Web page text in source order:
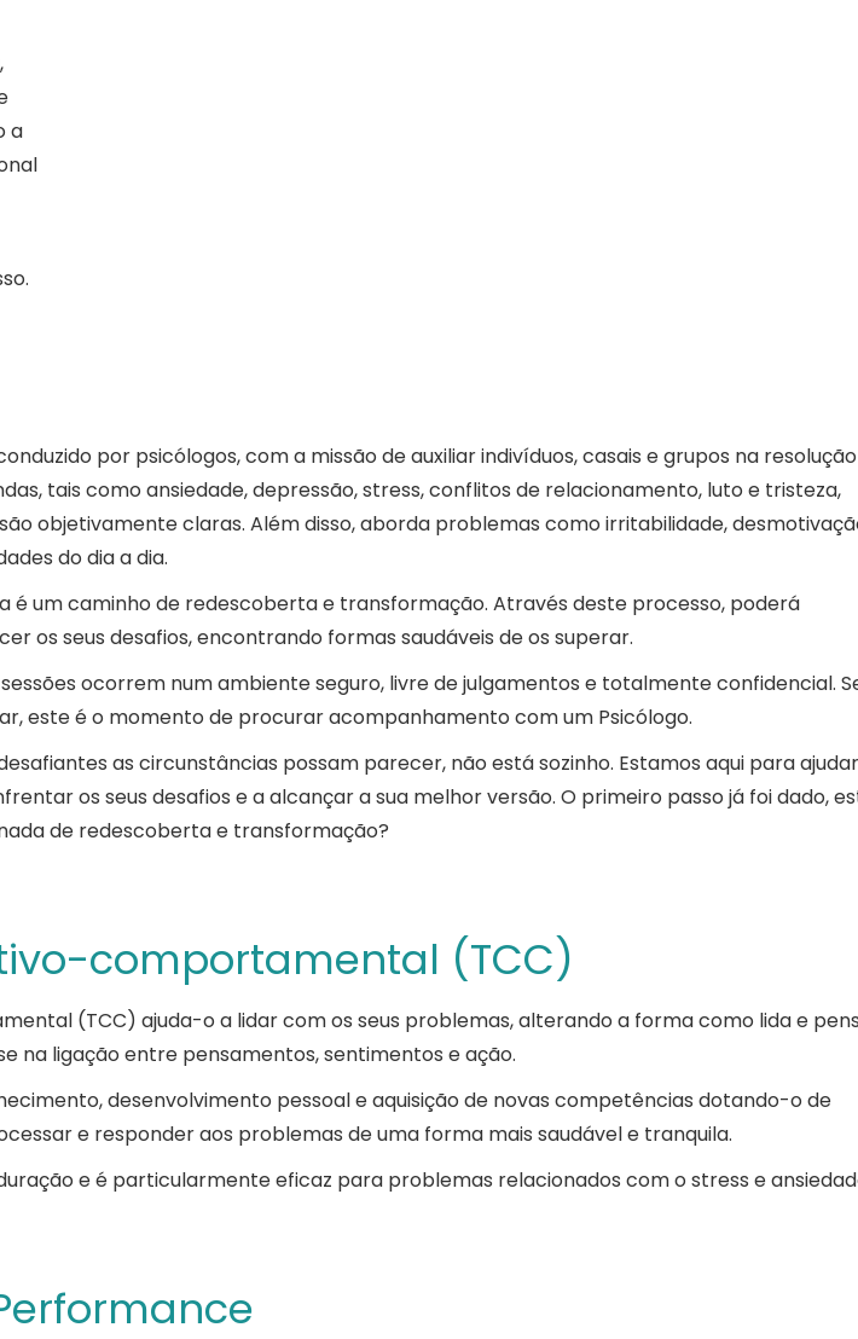
a
por psicólogos, com a missão de auxiliar indivíduos, casais e grupos na resolução
tais como ansiedade, depressão, stress, conflitos de relacionamento, luto e tristeza,
objetivamente claras. Além disso, aborda problemas como irritabilidade,
do dia a dia.
é um caminho de redescoberta e transformação. Através deste processo, poderá
os seus desafios, encontrando formas saudáveis de os superar.
ocorrem num ambiente seguro, livre de julgamentos e totalmente confidencial.
este é o momento de procurar acompanhamento com um Psicólogo.
as circunstâncias possam parecer, não está sozinho. Estamos aqui para
os seus desafios e a alcançar a sua melhor versão. O primeiro passo já foi dado,
de redescoberta e transformação?
comportamental (TCC)
(TCC) ajuda-o a lidar com os seus problemas, alterando a forma como lida e
na ligação entre pensamentos, sentimentos e ação.
desenvolvimento pessoal e aquisição de novas competências dotando-o de
e responder aos problemas de uma forma mais saudável e tranquila.
e é particularmente eficaz para problemas relacionados com o stress e